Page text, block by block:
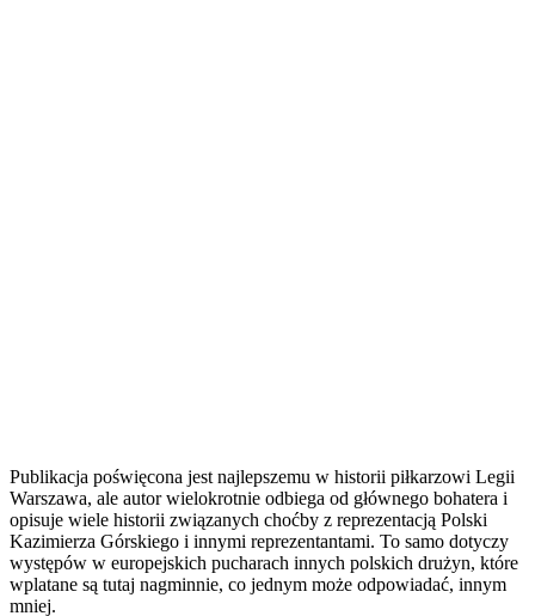
Publikacja poświęcona jest najlepszemu w historii piłkarzowi Legii
Warszawa, ale autor wielokrotnie odbiega od głównego bohatera i
opisuje wiele historii związanych choćby z reprezentacją Polski
Kazimierza Górskiego i innymi reprezentantami. To samo dotyczy
występów w europejskich pucharach innych polskich drużyn, które
wplatane są tutaj nagminnie, co jednym może odpowiadać, innym
mniej.